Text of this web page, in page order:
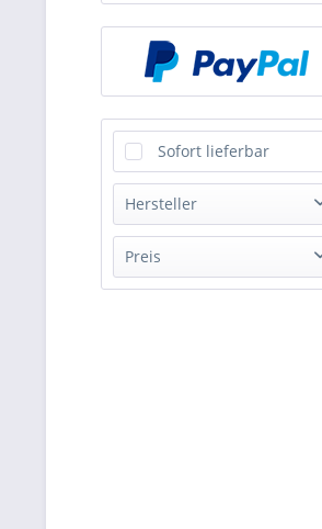
Sofort lieferbar
Hersteller
Pegasus Spiele
Preis